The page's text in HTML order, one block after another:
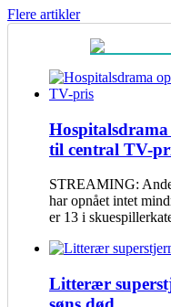
Flere artikler
til central TV-
STREAMING:
har opnået intet
er 13 i
Litterær